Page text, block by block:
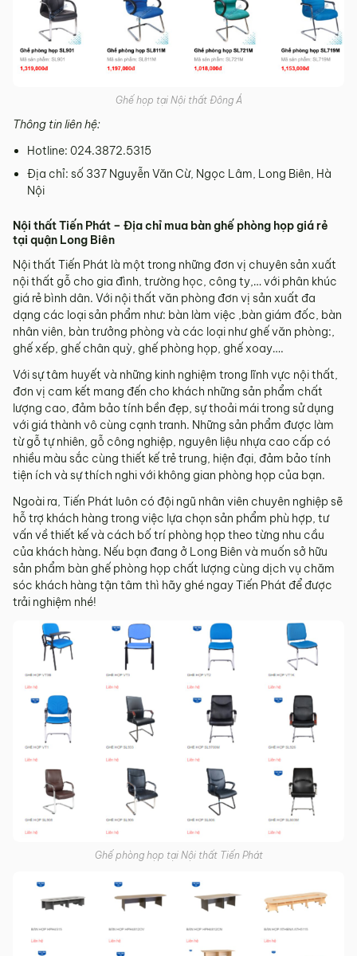
Ghế họp tại Nội thất Đông Á
Thông tin liên hệ:
Hotline: 024.3872.5315
Địa chỉ: số 337 Nguyễn Văn Cừ, Ngọc Lâm, Long Biên, Hà
Nội
Nội thất Tiến Phát – Địa chỉ mua bàn ghế phòng họp giá rẻ
tại quận Long Biên
Nội thất Tiến Phát là một trong những đơn vị chuyên sản xuất
nội thất gỗ cho gia đình, trường học, công ty,… với phân khúc
giá rẻ bình dân. Với nội thất văn phòng đơn vị sản xuất đa
dạng các loại sản phẩm như: bàn làm việc ,bàn giám đốc, bàn
nhân viên, bàn trưởng phòng và các loại như ghế văn phòng:,
ghế xếp, ghế chân quỳ, ghế phòng họp, ghế xoay….
Với sự tâm huyết và những kinh nghiệm trong lĩnh vực nội thất,
đơn vị cam kết mang đến cho khách những sản phẩm chất
lượng cao, đảm bảo tính bền đẹp, sự thoải mái trong sử dụng
với giá thành vô cùng cạnh tranh. Những sản phẩm được làm
từ gỗ tự nhiên, gỗ công nghiệp, nguyên liệu nhựa cao cấp có
nhiều màu sắc cùng thiết kế trẻ trung, hiện đại, đảm bảo tính
tiện ích và sự thích nghi với không gian phòng họp của bạn.
Ngoài ra, Tiến Phát luôn có đội ngũ nhân viên chuyên nghiệp sẽ
hỗ trợ khách hàng trong việc lựa chọn sản phẩm phù hợp, tư
vấn về thiết kế và cách bố trí phòng họp theo từng nhu cầu
của khách hàng. Nếu bạn đang ở Long Biên và muốn sở hữu
sản phẩm bàn ghế phòng họp chất lượng cùng dịch vụ chăm
sóc khách hàng tận tâm thì hãy ghé ngay Tiến Phát để được
trải nghiệm nhé!
Ghế phòng họp tại Nội thất Tiến Phát